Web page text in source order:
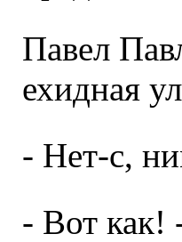
Павел
ехидная
- Нет-с,
- Вот как!